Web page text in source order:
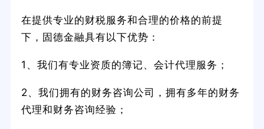
在提供专业的财税服务和合理的价格的前提
下，固德金融具有以下优势：
1、我们有专业资质的簿记、会计代理服务；
2、我们拥有的财务咨询公司，拥有多年的财务
代理和财务咨询经验；